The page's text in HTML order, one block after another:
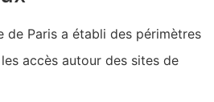
de Paris a établi des périmètres
accès autour des sites de